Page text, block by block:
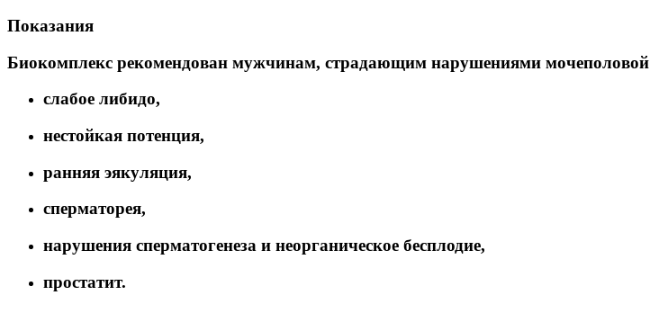
Показания
Биокомплекс рекомендован мужчинам, страдающим нарушениями
слабое либидо,
нестойкая потенция,
ранняя эякуляция,
сперматорея,
нарушения сперматогенеза и неорганическое бесплодие,
простатит.